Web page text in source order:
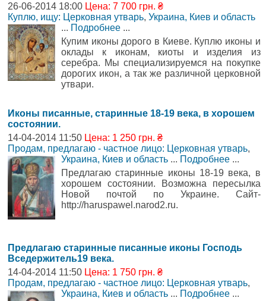
26-06-2014 18:00 Цена: 7 700 грн. ₴
Куплю, ищу: Церковная утварь, Украина, Киев и область
... Подробнее ...
Купим иконы дорого в Киеве. Куплю иконы и
оклады к иконам, киоты и изделия из
серебра. Мы специализируемся на покупке
дорогих икон, а так же различной церковной
утвари.
Иконы писанные, старинные 18-19 века, в хорошем
состоянии.
14-04-2014 11:50 Цена: 1 250 грн. ₴
Продам, предлагаю - частное лицо: Церковная утварь,
Украина, Киев и область ... Подробнее ...
Предлагаю старинные иконы 18-19 века, в
хорошем состоянии. Возможна пересылка
Новой почтой по Украине. Сайт-
http://haruspawel.narod2.ru.
Предлагаю старинные писанные иконы Господь
Вседержитель19 века.
14-04-2014 11:50 Цена: 1 750 грн. ₴
Продам, предлагаю - частное лицо: Церковная утварь,
Украина, Киев и область ... Подробнее ...